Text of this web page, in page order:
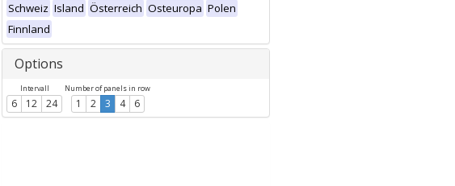
Schweiz Island Österreich Osteuropa Polen
Finnland
Options
Intervall
6 12 24
Number of panels in row
1 2 3 4 6